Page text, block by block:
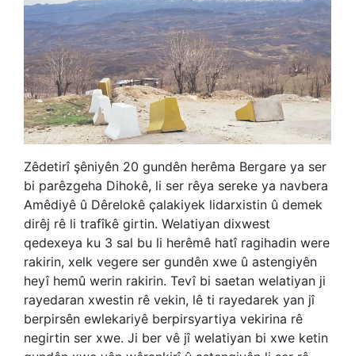
Zêdetirî şêniyên 20 gundên herêma Bergare ya ser
bi parêzgeha Dihokê, li ser rêya sereke ya navbera
Amêdiyê û Dêrelokê çalakiyek lidarxistin û demek
dirêj rê li trafîkê girtin. Welatiyan dixwest
qedexeya ku 3 sal bu li herêmê hatî ragihadin were
rakirin, xelk vegere ser gundên xwe û astengiyên
heyî hemû werin rakirin. Tevî bi saetan welatiyan ji
rayedaran xwestin rê vekin, lê ti rayedarek yan jî
berpirsên ewlekariyê berpirsyartiya vekirina rê
negirtin ser xwe. Ji ber vê jî welatiyan bi xwe ketin